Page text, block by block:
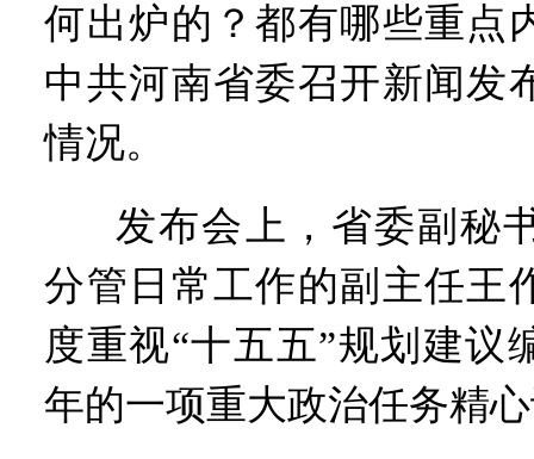
何出炉的？都有哪些重点
中共河南省委召开新闻发
情况。
发布会上，省委副秘
分管日常工作的副主任王
度重视“十五五”规划建议
年的一项重大政治任务精